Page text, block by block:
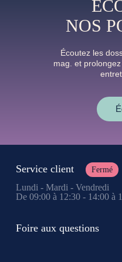
NOS
Écoutez les
mag. et
Service client Fermé
Lundi - Mardi - Vendredi
De 09:00 à 12:30 - 14:00 à
Foire aux questions